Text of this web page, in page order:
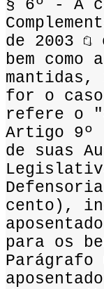
§ 6º - A
de 2003
bem
mantidas,
for o
refere o
Artigo 9º
de suas
cento),
para os
Parágrafo